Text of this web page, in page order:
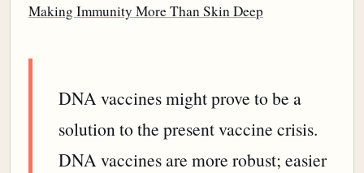
Making Immunity More Than Skin Deep
DNA vaccines might prove to be a
solution to the present vaccine crisis.
DNA vaccines are more robust; easier